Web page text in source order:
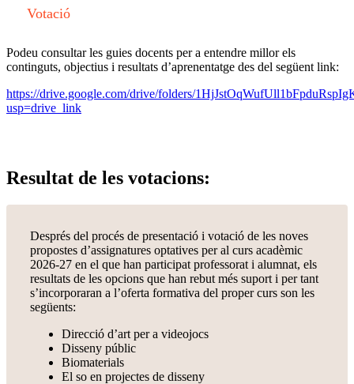
Votació
Podeu consultar les guies docents per a entendre millor els
continguts, objectius i resultats d’aprenentatge des del següent link:
https://drive.google.com/drive/folders/
usp=drive_link
Resultat de les votacions:
Després del procés de presentació i votació de les noves
propostes d’assignatures optatives per al curs acadèmic
2026-27 en el que han participat professorat i alumnat, els
resultats de les opcions que han rebut més suport i per tant
s’incorporaran a l’oferta formativa del proper curs son les
següents:
Direcció d’art per a videojocs
Disseny públic
Biomaterials
El so en projectes de disseny